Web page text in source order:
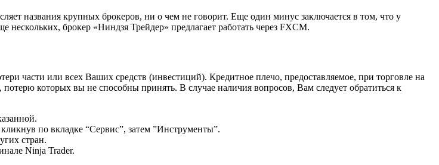
названия крупных брокеров, ни о чем не говорит. Еще один минус заключается в том, что у
брокер «Ниндзя Трейдер» предлагает работать через FXCM.
части или всех Ваших средств (инвестиций). Кредитное плечо, предоставляемое, при торговле на
которых вы не способны принять. В случае наличия вопросов, Вам следует обратиться к
по вкладке “Сервис”, затем ”Инструменты”.
стран.
Ninja Trader.